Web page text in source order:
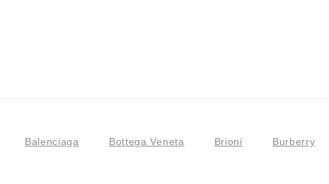
Balenciaga Bottega Veneta Brioni Burberry